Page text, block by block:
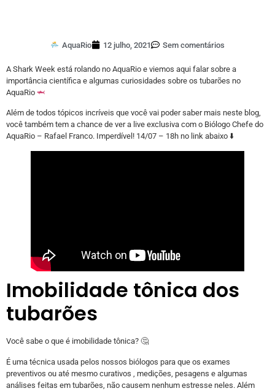
AquaRio 12 julho, 2021 Sem comentários
A Shark Week está rolando no AquaRio e viemos aqui falar sobre a
importância científica e algumas curiosidades sobre os tubarões no
AquaRio 🦈
Além de todos tópicos incríveis que você vai poder saber mais neste blog,
você também tem a chance de ver a live exclusiva com o Biólogo Chefe do
AquaRio – Rafael Franco. Imperdível! 14/07 – 18h no link abaixo ⬇️
Imobilidade tônica dos
tubarões
Você sabe o que é imobilidade tônica? 🤔
É uma técnica usada pelos nossos biólogos para que os exames
preventivos ou até mesmo curativos , medições, pesagens e algumas
análises feitas em tubarões, não causem nenhum estresse neles. Além